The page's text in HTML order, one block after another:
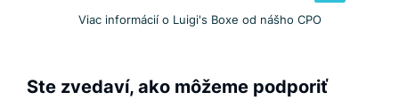
Viac informácií o Luigi's Boxe od nášho CPO
Ste zvedaví, ako môžeme podporiť